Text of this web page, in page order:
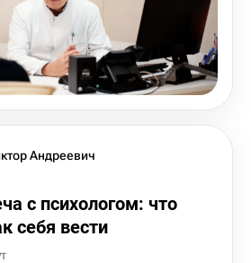
Андреевич
с психологом: что
себя вести